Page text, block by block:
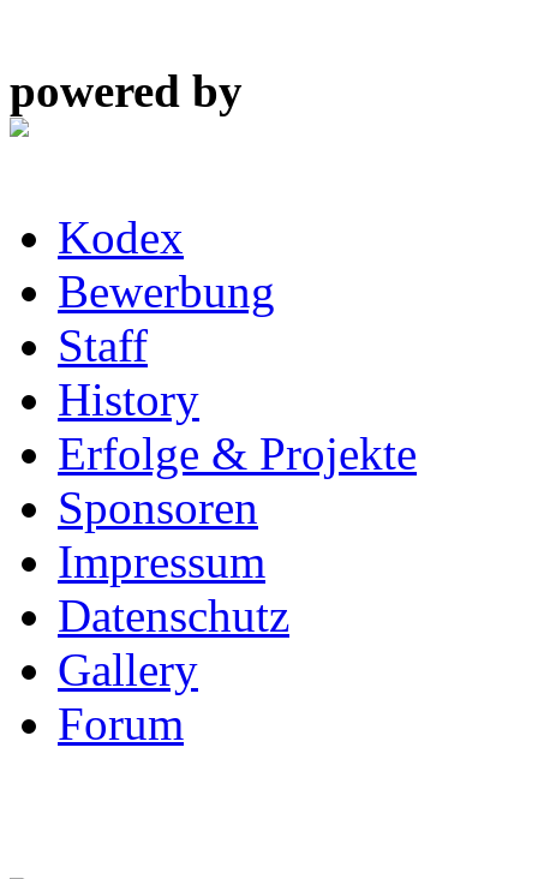
powered by
Kodex
Bewerbung
Staff
History
Erfolge & Projekte
Sponsoren
Impressum
Datenschutz
Gallery
Forum